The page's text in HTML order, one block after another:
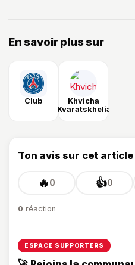
En savoir plus sur
Club
Khvicha
Kvaratskhelia
Ton avis sur cet article
🔥0 👍0
0 réaction
ESPACE SUPPORTERS